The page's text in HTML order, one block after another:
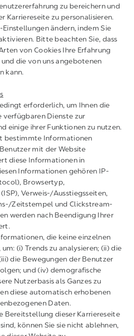
zu bereichern und
Karriereseite zu personalisieren.
ändern, indem Sie
Bitte beachten Sie, dass
von Cookies Ihre Erfahrung
die von uns angebotenen
kann.
erforderlich, um Ihnen die
verfügbaren Dienste zur
einige ihrer Funktionen zu nutzen.
bestimmte Informationen
mit der Website
diese Informationen in
Informationen gehören IP-
Browsertyp,
Verweis-/Ausstiegsseiten,
Zeitstempel und Clickstream-
werden nach Beendigung Ihrer
die keine einzelnen
(i) Trends zu analysieren; (ii) die
die Bewegungen der Benutzer
und (iv) demografische
Nutzerbasis als Ganzes zu
diese automatisch erhobenen
Daten.
Bereitstellung dieser Karriereseite
können Sie sie nicht ablehnen,